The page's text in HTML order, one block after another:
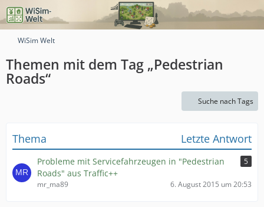
WiSim Welt
Themen mit dem Tag „Pedestrian
Roads“
Suche nach Tags
Thema Letzte Antwort
Probleme mit Servicefahrzeugen in "Pedestrian
Roads" aus Traffic++
5
mr_ma89 6. August 2015 um 20:53